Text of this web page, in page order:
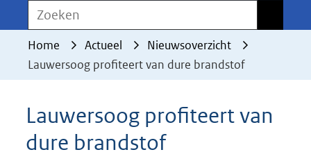
geweigerd.
Zoeken
Home Actueel
Nieuwsoverzicht
Lauwersoog profiteert van dure brandstof
Lauwersoog profiteert van
dure brandstof